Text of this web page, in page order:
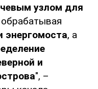
узлом для
обрабатывая
, а
и
", –